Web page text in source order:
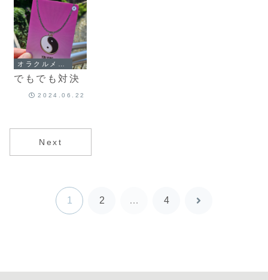
でもでも対決
2024.06.22
Next
1 2 … 4
次